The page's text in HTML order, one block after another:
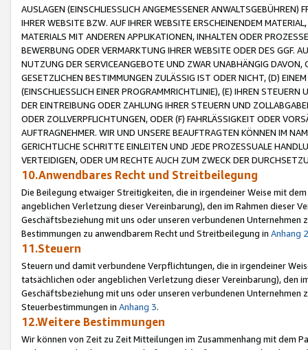
AUSLAGEN (EINSCHLIESSLICH ANGEMESSENER
IHRER WEBSITE BZW. AUF IHRER WEBSITE ERSCHEINENDEM
MATERIALS MIT ANDEREN APPLIKATIONEN, INHALTEN ODER
BEWERBUNG ODER VERMARKTUNG IHRER WEBSITE ODER DES GGF.
NUTZUNG DER SERVICEANGEBOTE UND ZWAR UNABHÄNGIG
GESETZLICHEN BESTIMMUNGEN ZULÄSSIG IST ODER NICHT, (D)
(EINSCHLIESSLICH EINER PROGRAMMRICHTLINIE), (E) IHREN
DER EINTREIBUNG ODER ZAHLUNG IHRER STEUERN UND
ODER ZOLLVERPFLICHTUNGEN, ODER (F) FAHRLÄSSIGKEIT ODER
AUFTRAGNEHMER. WIR UND UNSERE BEAUFTRAGTEN KÖNNEN IM
GERICHTLICHE SCHRITTE EINLEITEN UND JEDE PROZESSUALE
VERTEIDIGEN, ODER UM RECHTE AUCH ZUM ZWECK DER
10.Anwendbares Recht und Streitbeilegung
Die Beilegung etwaiger Streitigkeiten, die in irgendeiner Weise mit
angeblichen Verletzung dieser Vereinbarung), den im Rahmen dieser
Geschäftsbeziehung mit uns oder unseren verbundenen
Bestimmungen zu anwendbarem Recht und Streitbeilegung in Anhang 2
11.Steuern
Steuern und damit verbundene Verpflichtungen, die in irgendeiner
tatsächlichen oder angeblichen Verletzung dieser Vereinbarung), den
Geschäftsbeziehung mit uns oder unseren verbundenen
Steuerbestimmungen in Anhang 3.
12.Weitere Bestimmungen
Wir können von Zeit zu Zeit Mitteilungen im Zusammenhang mit dem